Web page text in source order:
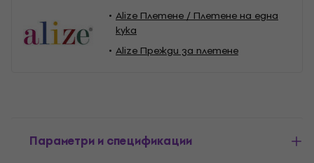
Alize Плетене / Плетене на една
кука
Alize Прежди за плетене
Параметри и спецификации